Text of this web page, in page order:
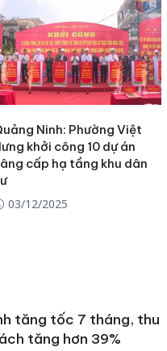
Ninh: Phường Việt
khởi công 10 dự án
cấp hạ tầng khu dân
03/12/2025
tăng tốc 7 tháng, thu
tăng hơn 39%